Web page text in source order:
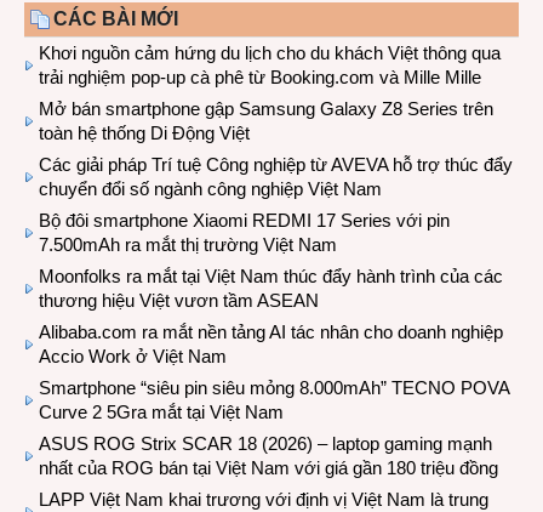
CÁC BÀI MỚI
Khơi nguồn cảm hứng du lịch cho du khách Việt thông qua
trải nghiệm pop-up cà phê từ Booking.com và Mille Mille
Mở bán smartphone gập Samsung Galaxy Z8 Series trên
toàn hệ thống Di Động Việt
Các giải pháp Trí tuệ Công nghiệp từ AVEVA hỗ trợ thúc đẩy
chuyển đổi số ngành công nghiệp Việt Nam
Bộ đôi smartphone Xiaomi REDMI 17 Series với pin
7.500mAh ra mắt thị trường Việt Nam
Moonfolks ra mắt tại Việt Nam thúc đẩy hành trình của các
thương hiệu Việt vươn tầm ASEAN
Alibaba.com ra mắt nền tảng AI tác nhân cho doanh nghiệp
Accio Work ở Việt Nam
Smartphone “siêu pin siêu mỏng 8.000mAh” TECNO POVA
Curve 2 5Gra mắt tại Việt Nam
ASUS ROG Strix SCAR 18 (2026) – laptop gaming mạnh
nhất của ROG bán tại Việt Nam với giá gần 180 triệu đồng
LAPP Việt Nam khai trương với định vị Việt Nam là trung